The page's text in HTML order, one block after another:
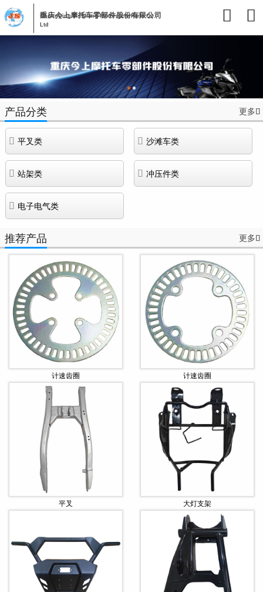
重庆今上摩托车零部件股份有限公司
ChongQing JinShang Motorcycle Parts Co.,
Ltd


产品分类 更多
 平叉类  沙滩车类
 站架类  冲压件类
 电子电气类
推荐产品 更多
计速齿圈 计速齿圈
平叉 大灯支架